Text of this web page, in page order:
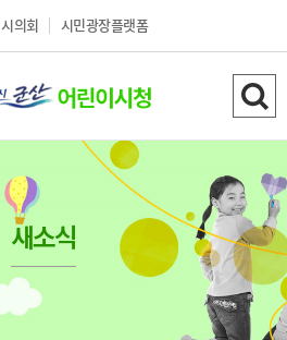
시의회 시민광장플랫폼
군
산
어
검
색
기
새소식